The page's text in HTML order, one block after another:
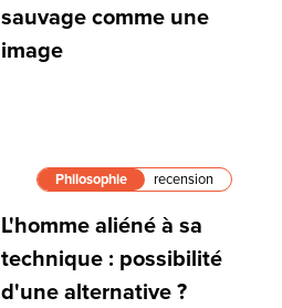
sauvage comme une
image
Philosophie recension
L'homme aliéné à sa
technique : possibilité
d'une alternative ?